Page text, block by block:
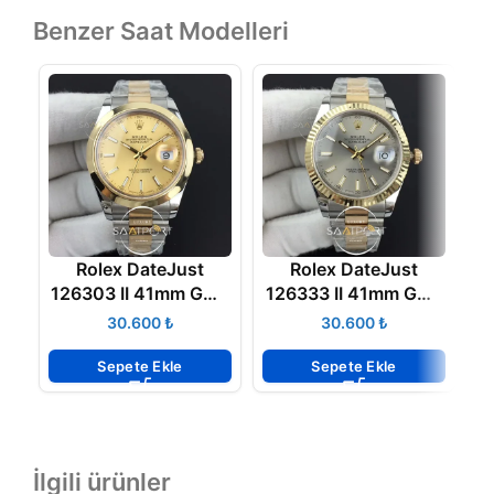
Benzer Saat Modelleri
Rolex DateJust
126303 II 41mm GMF
Best Edition YG
Dial on SSYG Oyster
Bracelet 3235
₺
Sepete Ekle
Rolex DateJust
126333 II 41mm GMF
11 Best Edition YG
Dial super Clone
3235
₺
Sepete Ekle
İlgili ürünler